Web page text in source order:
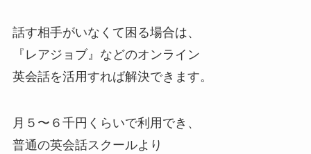
話す相手がいなくて困る場合は、
『レアジョブ』などのオンライン
英会話を活用すれば解決できます。
月５〜６千円くらいで利用でき、
普通の英会話スクールより